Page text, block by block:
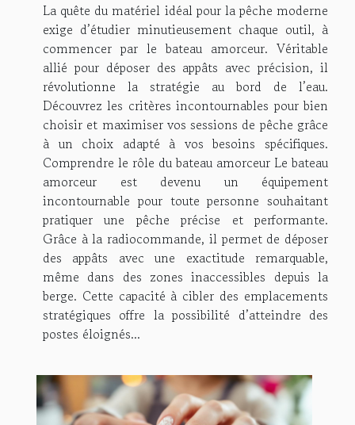
La quête du matériel idéal pour la pêche moderne
exige d’étudier minutieusement chaque outil, à
commencer par le bateau amorceur. Véritable
allié pour déposer des appâts avec précision, il
révolutionne la stratégie au bord de l’eau.
Découvrez les critères incontournables pour bien
choisir et maximiser vos sessions de pêche grâce
à un choix adapté à vos besoins spécifiques.
Comprendre le rôle du bateau amorceur Le bateau
amorceur est devenu un équipement
incontournable pour toute personne souhaitant
pratiquer une pêche précise et performante.
Grâce à la radiocommande, il permet de déposer
des appâts avec une exactitude remarquable,
même dans des zones inaccessibles depuis la
berge. Cette capacité à cibler des emplacements
stratégiques offre la possibilité d’atteindre des
postes éloignés...